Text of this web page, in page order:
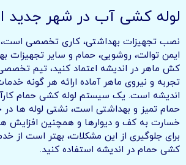
لوله کشی آب در شهر جدید
نصب تجهیزات بهداشتی، کاری تخصصی
ایمن توالت، روشویی، حمام و سایر تجهیزات
کش ماهر در اندیشه اعتماد کنید، تیم تخصصی
تجربه و نیروی ماهر آماده ارائه هر گونه
اندیشه است. یک سیستم لوله کشی حمام
حمام تمیز و بهداشتی است، نشتی لوله ها در
خسارت به کف و دیوارها و همچنین افزایش
برای جلوگیری از این مشکلات، بهتر است از
کشی حمام در اندیشه استفاده کنید.